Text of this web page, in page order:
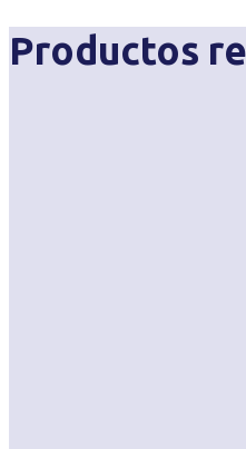
Productos